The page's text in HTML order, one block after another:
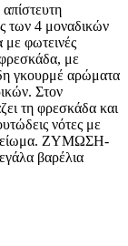
των 4 μοναδικών
με φωτεινές
με
γκουρμέ αρώματα
Στον
τη φρεσκάδα και
νότες με
ΖΥΜΩΣΗ-
βαρέλια